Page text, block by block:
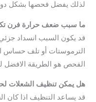
لذلك يفضل فحصها بشكل
ما سبب ضعف حرارة فرن
قد يكون السبب انسداد
الترموستات أو تلف حساس
الفحص هو الطريقة الافضل
هل يمكن تنظيف الشعلات
قد يساعد التنظيف اذا كان